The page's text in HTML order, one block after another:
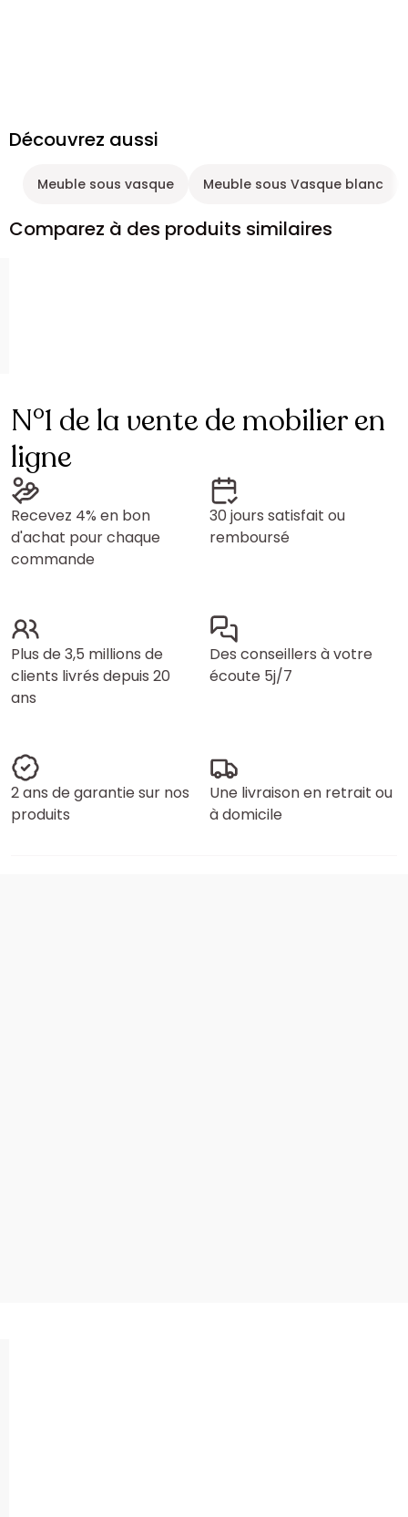
Découvrez aussi
Meuble sous vasque Meuble sous Vasque blanc
Comparez à des produits similaires
N°1 de la vente de mobilier en
ligne
Recevez 4% en bon
d'achat pour chaque
commande
30 jours satisfait ou
remboursé
Plus de 3,5 millions de
clients livrés depuis 20
ans
Des conseillers à votre
écoute 5j/7
2 ans de garantie sur nos
produits
Une livraison en retrait ou
à domicile